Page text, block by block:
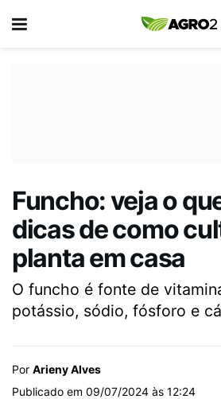
Funcho: veja o
dicas de como
planta em casa
O funcho é fonte de
potássio, sódio, fósforo e
Por Arieny Alves
Publicado em 09/07/2024 às 12:24